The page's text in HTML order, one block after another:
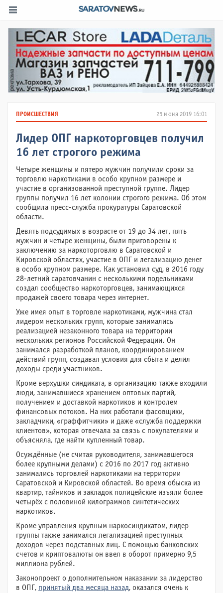
25 июня 2019 16:01
ПРОИСШЕСТВИЯ
Лидер ОПГ наркоторговцев получил
16 лет строгого режима
Четыре женщины и пятеро мужчин получили сроки за
торговлю наркотиками в особо крупном размере и
участие в организованной преступной группе. Лидер
группы получил 16 лет колонии строгого режима. Об этом
сообщила пресс-служба прокуратуры Саратовской
области.
Девять подсудимых в возрасте от 19 до 34 лет, пять
мужчин и четыре женщины, были приговорены к
заключению за наркоторговлю в Саратовской и
Кировской областях, участие в ОПГ и легализацию денег
в особо крупном размере. Как установил суд, в 2016 году
28-летний саратовчанин с несколькими подельниками
создал сообщество наркоторговцев, занимающихся
продажей своего товара через интернет.
Уже имея опыт в торговле наркотиками, мужчина стал
лидером нескольких групп, которые занимались
реализацией незаконного товара на территории
нескольких регионов Российской Федерации. Он
занимался разработкой планов, координированием
действий групп, создавал условия для сбыта и делил
доходы среди участников.
Кроме верхушки синдиката, в организацию также входили
люди, занимавшиеся хранением оптовых партий,
получением и доставкой наркотиков и контролем
финансовых потоков. На них работали фасовщики,
закладчики, «граффитчики» и даже «служба поддержки
клиентов», которая отвечала за связь с покупателями и
объясняла, где найти купленный товар.
Осуждённые (не считая руководителя, занимавшегося
более крупными делами) с 2016 по 2017 год активно
занимались торговлей наркотиками на территории
Саратовской и Кировской областей. Во время обыска из
квартир, тайников и закладок полицейские изъяли более
четырёх с половиной килограммов синтетических
наркотиков.
Кроме управления крупным наркосиндикатом, лидер
группы также занимался легализацией преступных
доходов через подставных лиц. С помощью банковских
счетов и криптовалюты он ввел в оборот примерно 9,5
миллиона рублей.
Законопроект о дополнительном наказании за лидерство
в ОПГ, принятый два месяца назад, оказался очень к